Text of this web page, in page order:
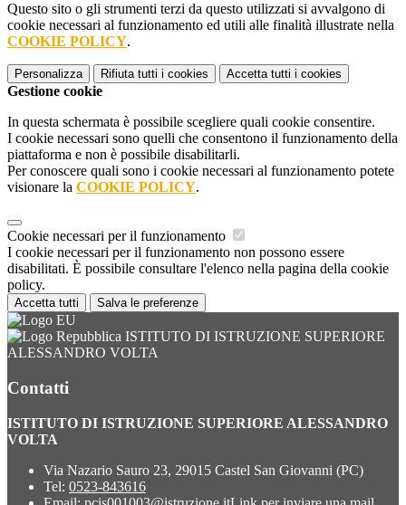
Questo sito o gli strumenti terzi da questo utilizzati si avvalgono di
cookie necessari al funzionamento ed utili alle finalità illustrate nella
COOKIE POLICY.
Personalizza Rifiuta tutti i cookies Accetta tutti i cookies
Gestione cookie
In questa schermata è possibile scegliere quali cookie consentire.
I cookie necessari sono quelli che consentono il funzionamento della
piattaforma e non è possibile disabilitarli.
Per conoscere quali sono i cookie necessari al funzionamento potete
visionare la COOKIE POLICY.
Cookie necessari per il funzionamento
I cookie necessari per il funzionamento non possono essere
disabilitati. È possibile consultare l'elenco nella pagina della cookie
policy.
Accetta tutti Salva le preferenze
ISTITUTO DI ISTRUZIONE SUPERIORE
ALESSANDRO VOLTA
Contatti
ISTITUTO DI ISTRUZIONE SUPERIORE ALESSANDRO
VOLTA
Via Nazario Sauro 23, 29015 Castel San Giovanni (PC)
Tel: 0523-843616